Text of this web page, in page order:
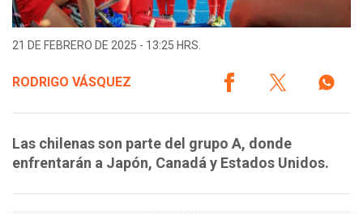
21 DE FEBRERO DE 2025 - 13:25 HRS.
RODRIGO VÁSQUEZ
Las chilenas son parte del grupo A, donde
enfrentarán a Japón, Canadá y Estados Unidos.